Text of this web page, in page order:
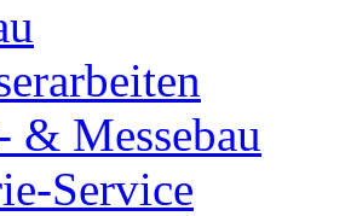
& Messebau
Service